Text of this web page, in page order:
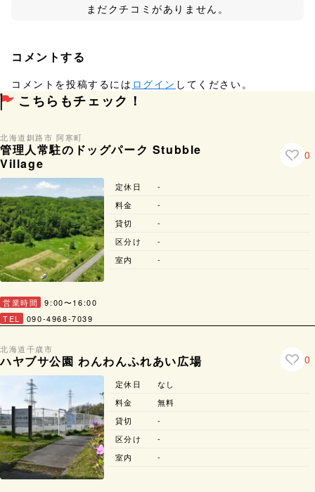
まだクチコミがありません。
コメントする
コメントを投稿するには ログイン してください。
こちらもチェック！
北海道釧路市 阿寒町
管理人常駐のドッグパーク Stubble
Village
0
営業時間
9:00〜16:00
TEL
090-4968-7039
定休日
-
料金
-
貸切
-
区分け
-
室内
-
北海道千歳市
ハヤブサ公園 わんわんふれあい広場 0
定休日
なし
料金
無料
貸切
-
区分け
-
室内
-